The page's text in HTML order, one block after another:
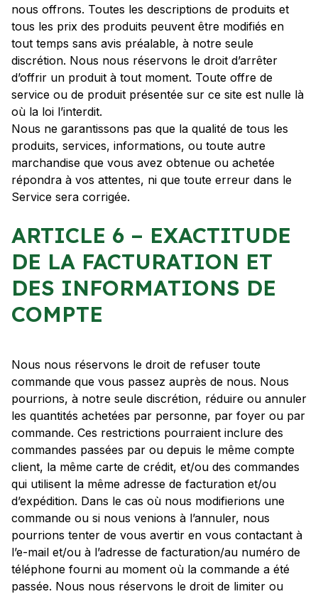
nous offrons. Toutes les descriptions de produits et
tous les prix des produits peuvent être modifiés en
tout temps sans avis préalable, à notre seule
discrétion. Nous nous réservons le droit d’arrêter
d’offrir un produit à tout moment. Toute offre de
service ou de produit présentée sur ce site est nulle là
où la loi l’interdit.
Nous ne garantissons pas que la qualité de tous les
produits, services, informations, ou toute autre
marchandise que vous avez obtenue ou achetée
répondra à vos attentes, ni que toute erreur dans le
Service sera corrigée.
ARTICLE 6 – EXACTITUDE
DE LA FACTURATION ET
DES INFORMATIONS DE
COMPTE
Nous nous réservons le droit de refuser toute
commande que vous passez auprès de nous. Nous
pourrions, à notre seule discrétion, réduire ou annuler
les quantités achetées par personne, par foyer ou par
commande. Ces restrictions pourraient inclure des
commandes passées par ou depuis le même compte
client, la même carte de crédit, et/ou des commandes
qui utilisent la même adresse de facturation et/ou
d’expédition. Dans le cas où nous modifierions une
commande ou si nous venions à l’annuler, nous
pourrions tenter de vous avertir en vous contactant à
l’e-mail et/ou à l’adresse de facturation/au numéro de
téléphone fourni au moment où la commande a été
passée. Nous nous réservons le droit de limiter ou